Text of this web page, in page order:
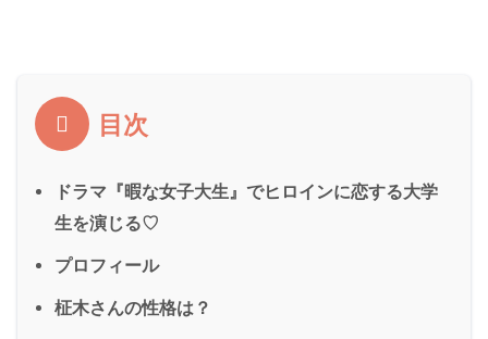
目次
ドラマ『暇な女子大生』でヒロインに恋する大学
生を演じる♡
プロフィール
柾木さんの性格は？